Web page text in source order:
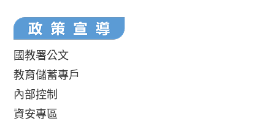
國教署公文
教育儲蓄專戶
內部控制
資安專區